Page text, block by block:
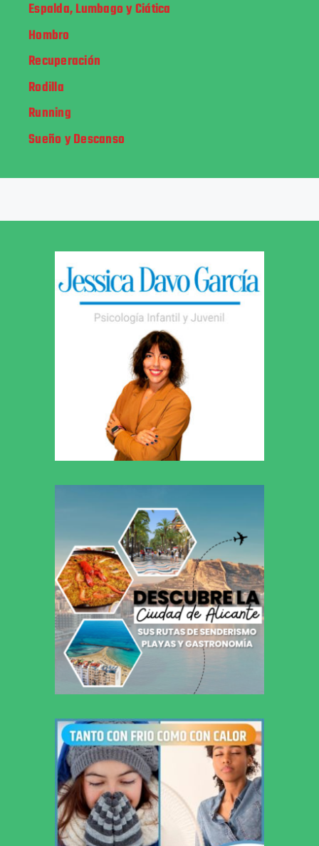
Espalda, Lumbago y Ciática
Hombro
Recuperación
Rodilla
Running
Sueño y Descanso